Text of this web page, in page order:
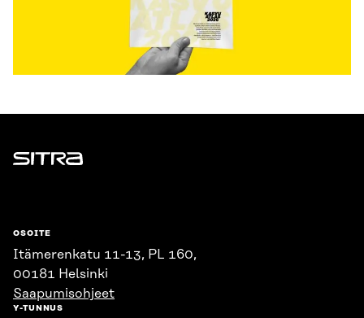
Sitra
OSOITE
Itämerenkatu 11-13, PL 160,
00181 Helsinki
Saapumisohjeet
Y-TUNNUS